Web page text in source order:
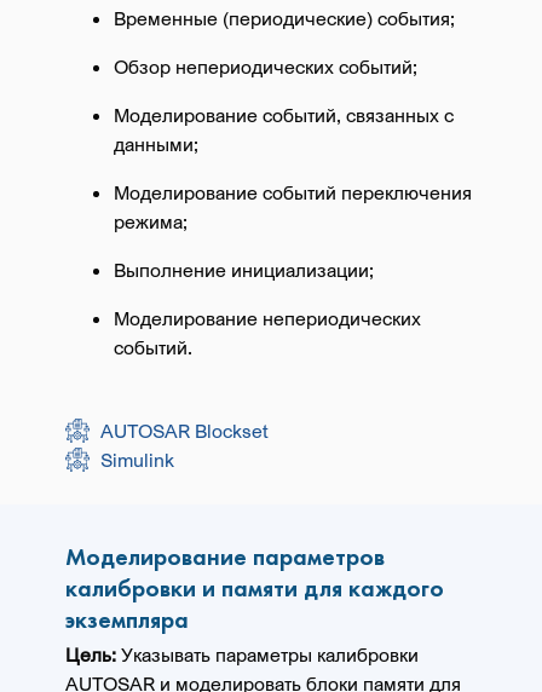
Временные (периодические) события;
Обзор непериодических событий;
Моделирование событий, связанных с
данными;
Моделирование событий переключения
режима;
Выполнение инициализации;
Моделирование непериодических
событий.
AUTOSAR Blockset
Simulink
Моделирование параметров
калибровки и памяти для каждого
экземпляра
Цель: Указывать параметры калибровки
AUTOSAR и моделировать блоки памяти для